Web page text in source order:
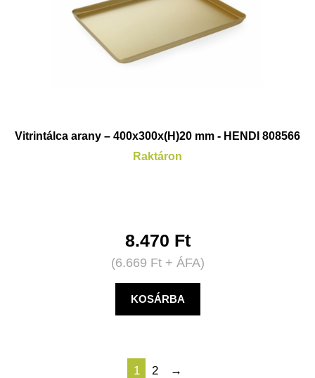
Vitrintálca arany – 400x300x(H)20 mm - HENDI 808566
Raktáron
8.470 Ft
(6.669 Ft+ ÁFA)
KOSÁRBA
1 2 →